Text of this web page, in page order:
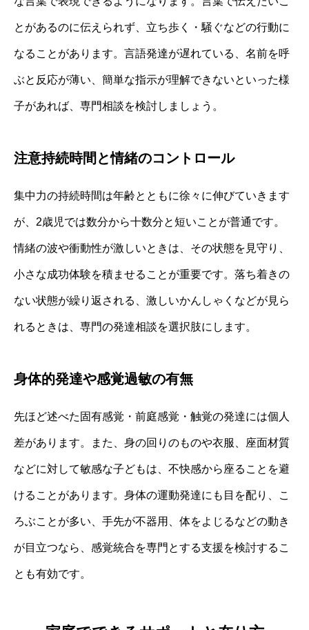
とがあるのに伝えられず、立ち歩く・騒ぐなどの行動に
なることがあります。言語発達が遅れている、名前を呼
ぶと反応が薄い、簡単な指示が理解できないといった様
子があれば、専門相談を検討しましょう。
注意持続時間と情緒のコントロール
集中力の持続時間は年齢とともに徐々に伸びていきます
が、2歳児では数分から十数分と短いことが普通です。
情緒の波や衝動性が激しいときは、その状態を見守り、
小さな成功体験を積ませることが重要です。落ち着きの
ない状態が繰り返される、激しいかんしゃくなどが見ら
れるときは、専門の発達相談を選択肢にします。
身体的発達や感覚過敏の有無
先ほど述べた固有感覚・前庭感覚・触覚の発達には個人
差があります。また、身の回りのものや衣服、座面材質
などに対して敏感な子どもは、不快感から座ることを避
けることがあります。身体の運動発達にも目を配り、こ
ろぶことが多い、手先が不器用、体をよじるなどの動き
が目立つなら、感覚統合を専門とする支援を検討するこ
とも有効です。